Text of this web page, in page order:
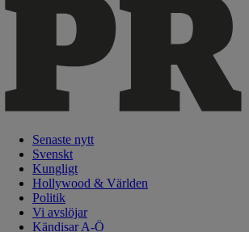
Senaste nytt
Svenskt
Kungligt
Hollywood & Världen
Politik
Vi avslöjar
Kändisar A-Ö